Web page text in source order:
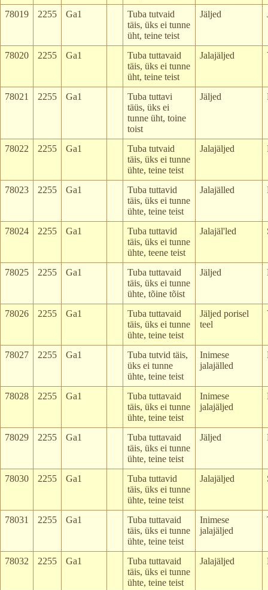
78019 2255 Ga1
Tuba tutvaid
täis, üks ei tunne
üht, teine teist
Jäljed
78020 2255 Ga1
Tuba tuttavaid
täis, üks ei tunne
üht, teine teist
Jalajäljed
78021 2255 Ga1
Tuba tuttavi
täüs, üks ei
tunne üht, toine
toist
Jäljed
78022 2255 Ga1
Tuba tutvaid
täis, üks ei tunne
ühte, teine teist
Jalajäljed
78023 2255 Ga1
Tuba tuttavid
täis, üks ei tunne
ühte, teine teist
Jalajälled
78024 2255 Ga1
Tuba tuttavid
täis, üks ei tunne
ühte, teene teist
Jalajäl'led
78025 2255 Ga1
Tuba tuttavaid
täis, üks ei tunne
ühte, tõine tõist
Jäljed
78026 2255 Ga1
Tuba tuttavaid
täis, üks ei tunne
ühte, teine teist
Jäljed porisel
teel
78027 2255 Ga1
Tuba tutvid täis,
üks ei tunne
ühte, teine teist
Inimese
jalajälled
78028 2255 Ga1
Tuba tuttavaid
täis, üks ei tunne
ühte, teine teist
Inimese
jalajäljed
78029 2255 Ga1
Tuba tuttavaid
täis, üks ei tunne
ühte, teine teist
Jäljed
78030 2255 Ga1
Tuba tuttavid
täis, üks ei tunne
ühte, teine teist
Jalajäljed
78031 2255 Ga1
Tuba tuttavaid
täis, üks ei tunne
ühte, teine teist
Inimese
jalajäljed
78032 2255 Ga1
Tuba tuttavaid
täis, üks ei tunne
ühte, teine teist
Jalajäljed